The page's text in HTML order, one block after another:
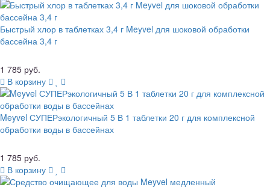
Быстрый хлор в таблетках 3,4 г Meyvel для шоковой обработки
бассейна 3,4 г
1 785 руб.
В корзину
Meyvel СУПЕРэкологичный 5 В 1 таблетки 20 г для комплексной
обработки воды в бассейнах
1 785 руб.
В корзину